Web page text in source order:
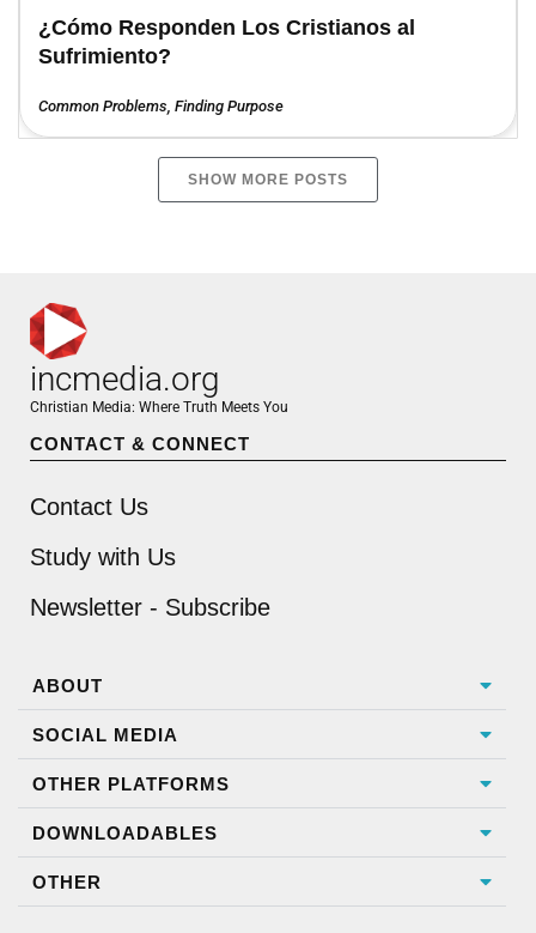
¿Cómo Responden Los Cristianos al
Sufrimiento?
Common Problems Finding Purpose
SHOW MORE POSTS
incmedia.org
Christian Media: Where Truth Meets You
CONTACT & CONNECT
Contact Us
Study with Us
Newsletter - Subscribe
ABOUT
SOCIAL MEDIA
OTHER PLATFORMS
DOWNLOADABLES
OTHER